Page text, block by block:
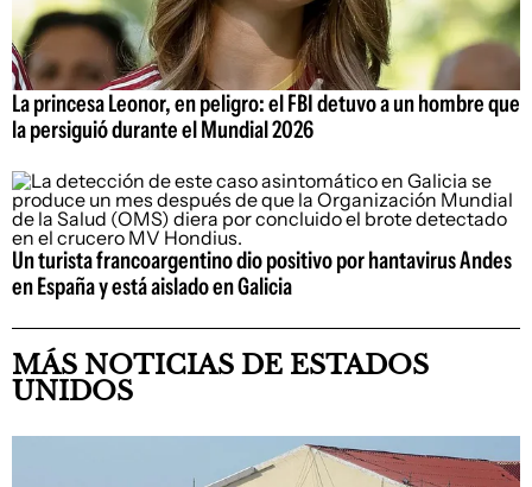
La princesa Leonor, en peligro: el FBI detuvo a un hombre que
la persiguió durante el Mundial 2026
Un turista francoargentino dio positivo por hantavirus Andes
en España y está aislado en Galicia
MÁS NOTICIAS DE ESTADOS
UNIDOS